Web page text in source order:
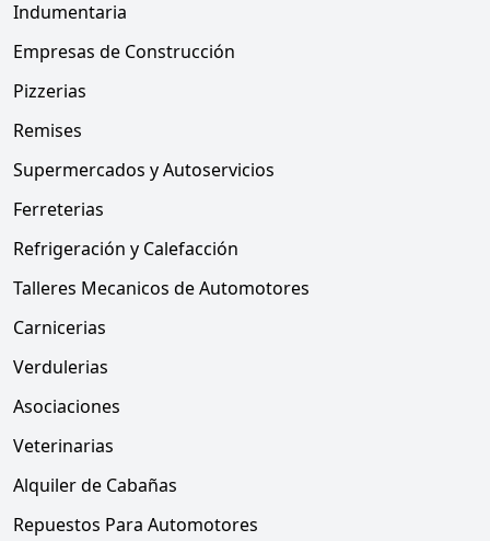
Indumentaria
Empresas de Construcción
Pizzerias
Remises
Supermercados y Autoservicios
Ferreterias
Refrigeración y Calefacción
Talleres Mecanicos de Automotores
Carnicerias
Verdulerias
Asociaciones
Veterinarias
Alquiler de Cabañas
Repuestos Para Automotores